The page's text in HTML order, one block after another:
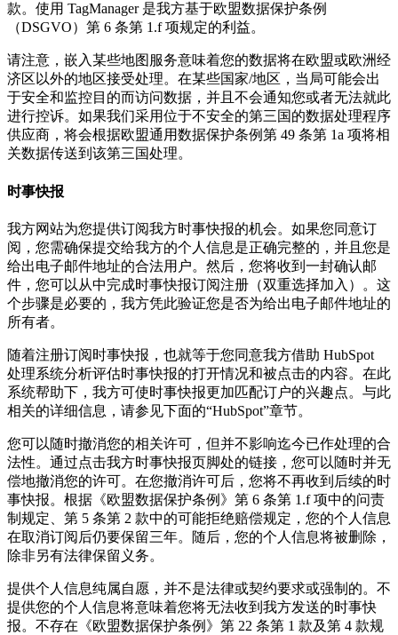
款。使用 TagManager 是我方基于欧盟数据保护条例
（DSGVO）第 6 条第 1.f 项规定的利益。
请注意，嵌入某些地图服务意味着您的数据将在欧盟或欧洲经
济区以外的地区接受处理。在某些国家/地区，当局可能会出
于安全和监控目的而访问数据，并且不会通知您或者无法就此
进行控诉。如果我们采用位于不安全的第三国的数据处理程序
供应商，将会根据欧盟通用数据保护条例第 49 条第 1a 项将相
关数据传送到该第三国处理。
时事快报
我方网站为您提供订阅我方时事快报的机会。如果您同意订
阅，您需确保提交给我方的个人信息是正确完整的，并且您是
给出电子邮件地址的合法用户。然后，您将收到一封确认邮
件，您可以从中完成时事快报订阅注册（双重选择加入）。这
个步骤是必要的，我方凭此验证您是否为给出电子邮件地址的
所有者。
随着注册订阅时事快报，也就等于您同意我方借助 HubSpot
处理系统分析评估时事快报的打开情况和被点击的内容。在此
系统帮助下，我方可使时事快报更加匹配订户的兴趣点。与此
相关的详细信息，请参见下面的“HubSpot”章节。
您可以随时撤消您的相关许可，但并不影响迄今已作处理的合
法性。通过点击我方时事快报页脚处的链接，您可以随时并无
偿地撤消您的许可。在您撤消许可后，您将不再收到后续的时
事快报。根据《欧盟数据保护条例》第 6 条第 1.f 项中的问责
制规定、第 5 条第 2 款中的可能拒绝赔偿规定，您的个人信息
在取消订阅后仍要保留三年。随后，您的个人信息将被删除，
除非另有法律保留义务。
提供个人信息纯属自愿，并不是法律或契约要求或强制的。不
提供您的个人信息将意味着您将无法收到我方发送的时事快
报。不存在《欧盟数据保护条例》第 22 条第 1 款及第 4 款规